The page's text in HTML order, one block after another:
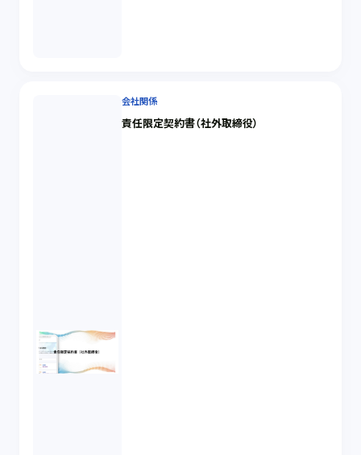
会社関係
責任限定契約書（社外取締役）